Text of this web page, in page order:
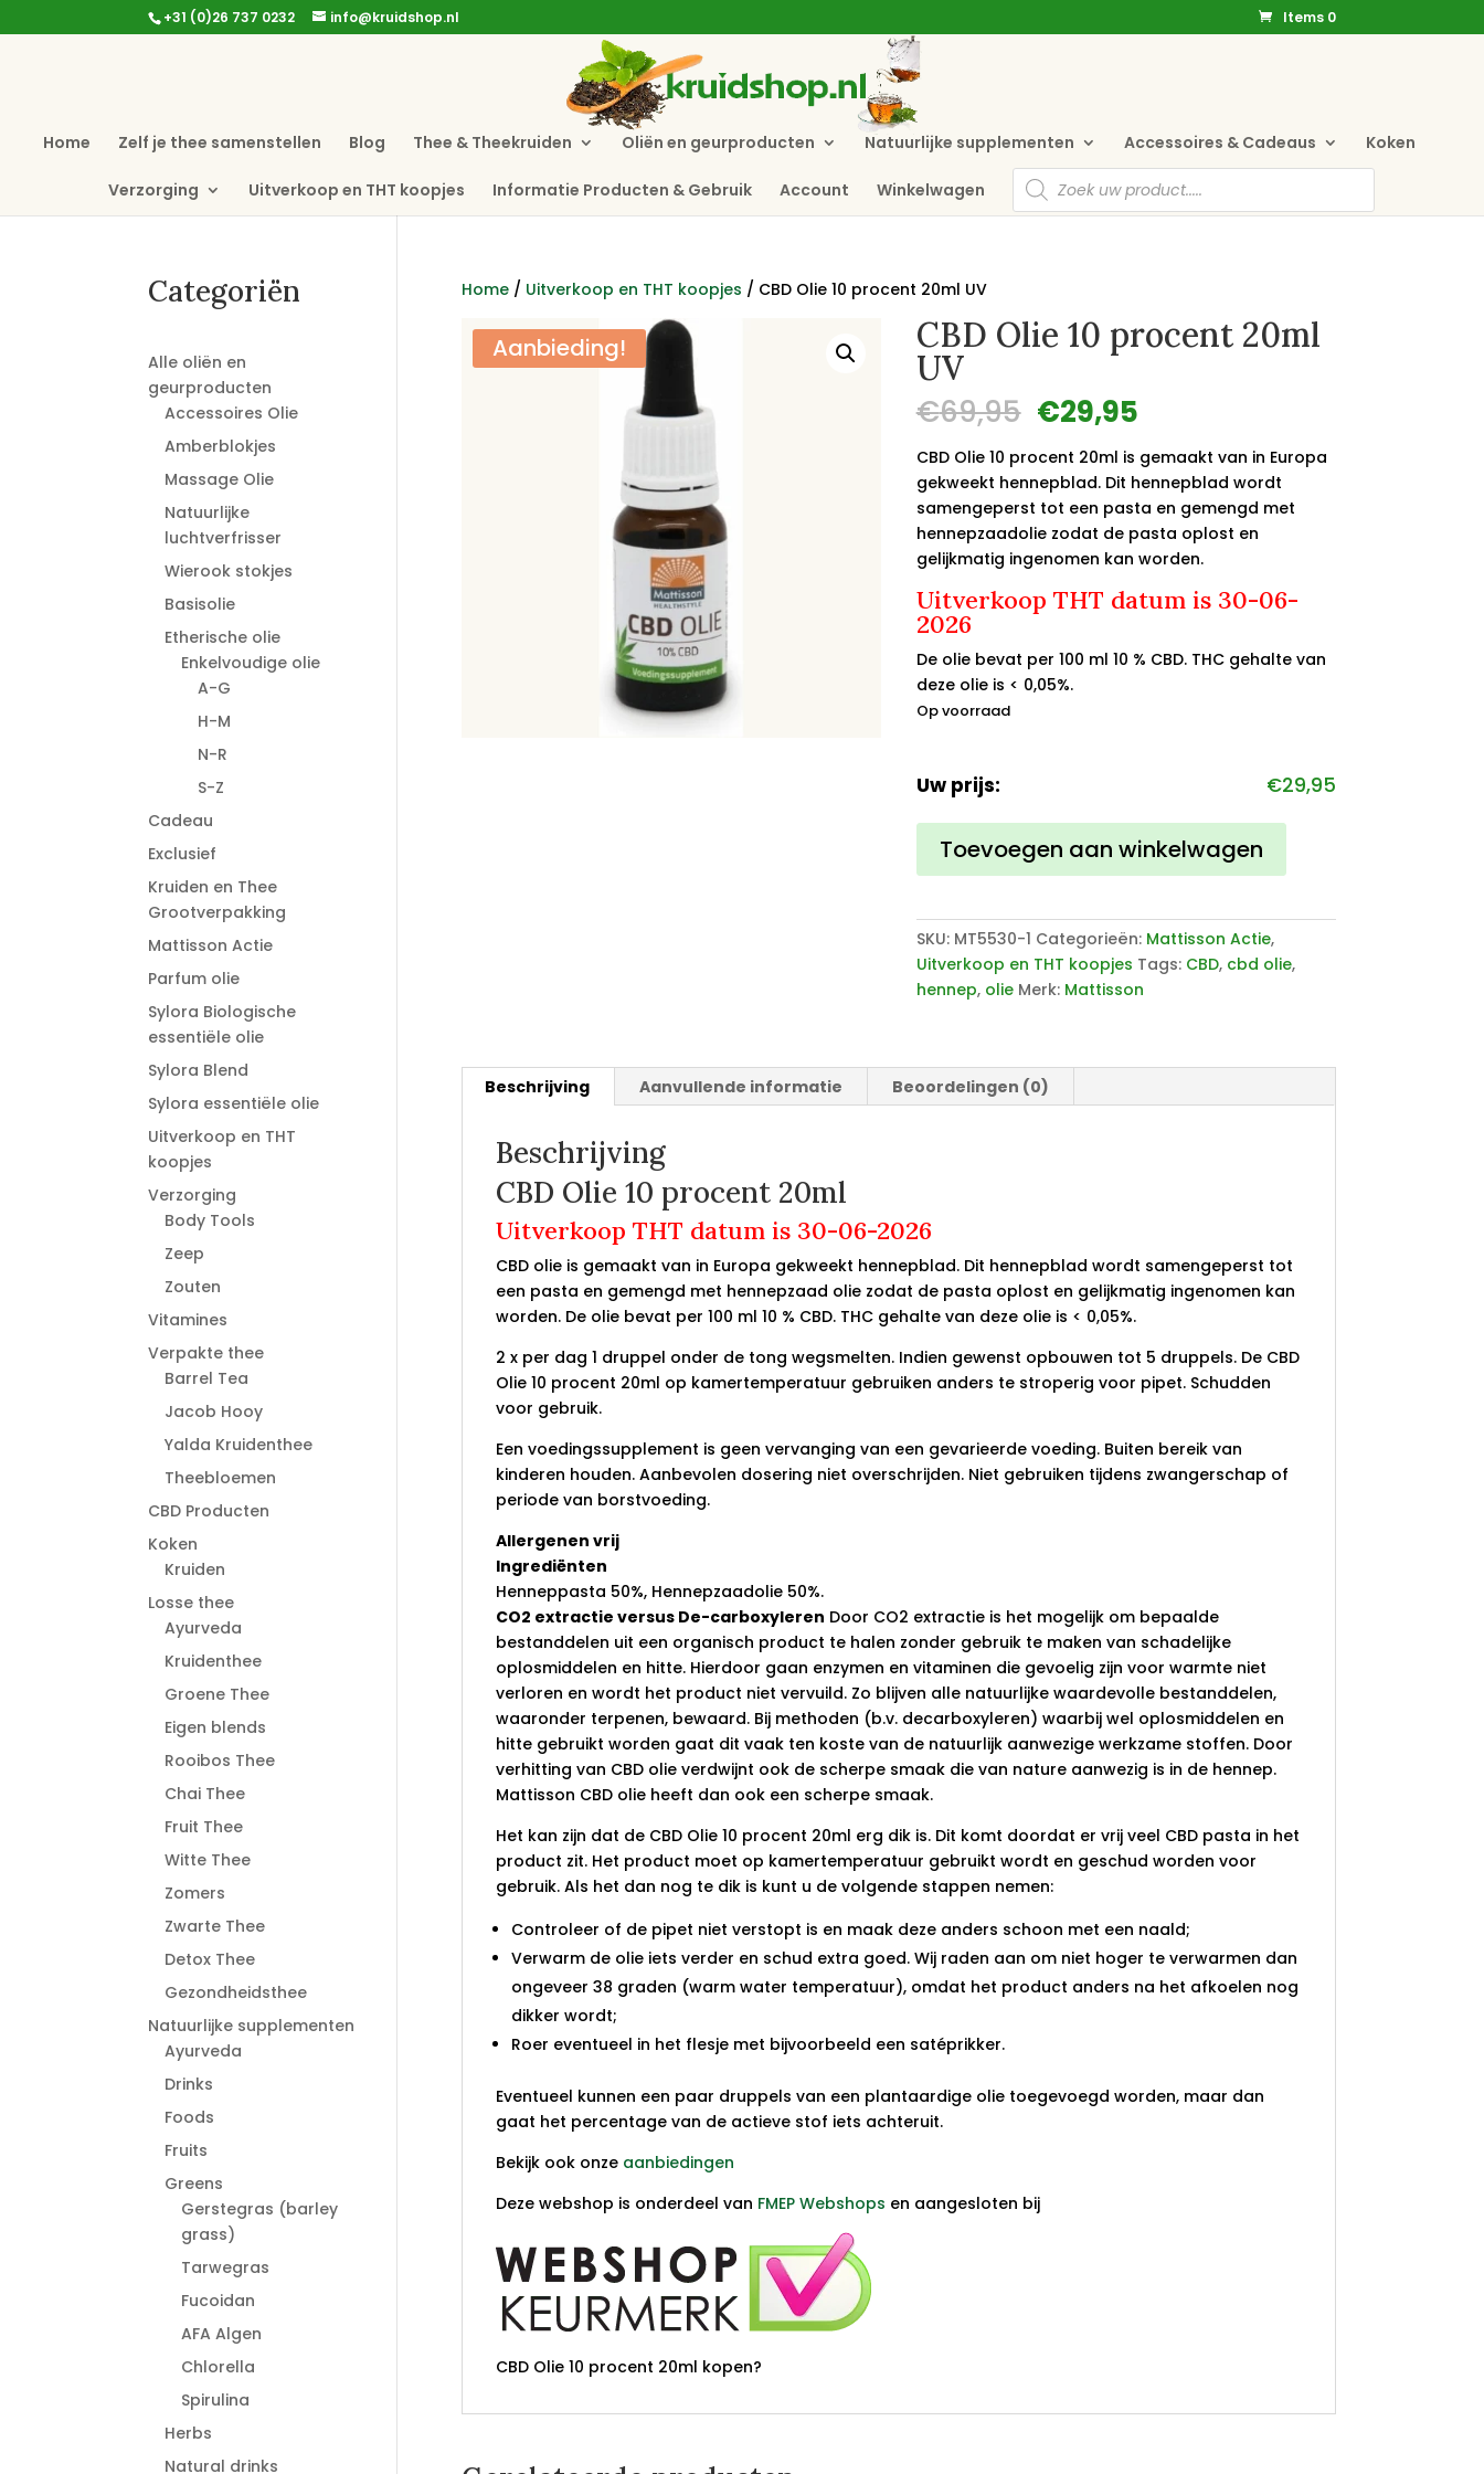
+31 (0)26 737 0232 info@kruidshop.nl Items 0
Home Zelf je thee samenstellen Blog Thee & Theekruiden Oliën en geurproducten Natuurlijke supplementen Accessoires & Cadeaus Koken
Verzorging Uitverkoop en THT koopjes Informatie Producten & Gebruik Account Winkelwagen
Producten
zoeken
Home/ Uitverkoop en THT koopjes / CBD Olie 10 procent 20ml UV
Aanbieding! CBD Olie 10 procent 20ml
UV
€69,95 Oorspronkelijke
prijs
was:
€69,95.
€29,95Huidige
is:
€29,95.
CBD Olie 10 procent 20ml is gemaakt van in Europa
gekweekt hennepblad. Dit hennepblad wordt
samengeperst tot een pasta en gemengd met
hennepzaadolie zodat de pasta oplost en
gelijkmatig ingenomen kan worden.
Uitverkoop THT datum is 30-06-
2026
De olie bevat per 100 ml 10 % CBD. THC gehalte van
deze olie is < 0,05%.
Op voorraad
Uw prijs: €29,95
Olie
20ml
UV
aantal
Toevoegen aan winkelwagen
SKU: MT5530-1 Categorieën: Mattisson Actie,
Uitverkoop en THT koopjes Tags: CBD, cbd olie,
hennep, olie Merk: Mattisson
Beschrijving Aanvullende informatie Beoordelingen (0)
Beschrijving
CBD Olie 10 procent 20ml
Uitverkoop THT datum is 30-06-2026
CBD olie is gemaakt van in Europa gekweekt hennepblad. Dit hennepblad wordt samengeperst tot
een pasta en gemengd met hennepzaad olie zodat de pasta oplost en gelijkmatig ingenomen kan
worden. De olie bevat per 100 ml 10 % CBD. THC gehalte van deze olie is < 0,05%.
2 x per dag 1 druppel onder de tong wegsmelten. Indien gewenst opbouwen tot 5 druppels. De CBD
Olie 10 procent 20ml op kamertemperatuur gebruiken anders te stroperig voor pipet. Schudden
voor gebruik.
Een voedingssupplement is geen vervanging van een gevarieerde voeding. Buiten bereik van
kinderen houden. Aanbevolen dosering niet overschrijden. Niet gebruiken tijdens zwangerschap of
periode van borstvoeding.
Allergenen vrij
Ingrediënten
Henneppasta 50%, Hennepzaadolie 50%.
CO2 extractie versus De-carboxyleren Door CO2 extractie is het mogelijk om bepaalde
bestanddelen uit een organisch product te halen zonder gebruik te maken van schadelijke
oplosmiddelen en hitte. Hierdoor gaan enzymen en vitaminen die gevoelig zijn voor warmte niet
verloren en wordt het product niet vervuild. Zo blijven alle natuurlijke waardevolle bestanddelen,
waaronder terpenen, bewaard. Bij methoden (b.v. decarboxyleren) waarbij wel oplosmiddelen en
hitte gebruikt worden gaat dit vaak ten koste van de natuurlijk aanwezige werkzame stoffen. Door
verhitting van CBD olie verdwijnt ook de scherpe smaak die van nature aanwezig is in de hennep.
Mattisson CBD olie heeft dan ook een scherpe smaak.
Het kan zijn dat de CBD Olie 10 procent 20ml erg dik is. Dit komt doordat er vrij veel CBD pasta in het
product zit. Het product moet op kamertemperatuur gebruikt wordt en geschud worden voor
gebruik. Als het dan nog te dik is kunt u de volgende stappen nemen:
Controleer of de pipet niet verstopt is en maak deze anders schoon met een naald;
Verwarm de olie iets verder en schud extra goed. Wij raden aan om niet hoger te verwarmen dan
ongeveer 38 graden (warm water temperatuur), omdat het product anders na het afkoelen nog
dikker wordt;
Roer eventueel in het flesje met bijvoorbeeld een satéprikker.
Eventueel kunnen een paar druppels van een plantaardige olie toegevoegd worden, maar dan
gaat het percentage van de actieve stof iets achteruit.
Bekijk ook onze aanbiedingen
Deze webshop is onderdeel van FMEP Webshops en aangesloten bij
CBD Olie 10 procent 20ml kopen?
Categoriën
Alle oliën en
geurproducten
Accessoires Olie
Amberblokjes
Massage Olie
Natuurlijke
luchtverfrisser
Wierook stokjes
Basisolie
Etherische olie
Enkelvoudige olie
A-G
H-M
N-R
S-Z
Cadeau
Exclusief
Kruiden en Thee
Grootverpakking
Mattisson Actie
Parfum olie
Sylora Biologische
essentiële olie
Sylora Blend
Sylora essentiële olie
Uitverkoop en THT
koopjes
Verzorging
Body Tools
Zeep
Zouten
Vitamines
Verpakte thee
Barrel Tea
Jacob Hooy
Yalda Kruidenthee
Theebloemen
CBD Producten
Koken
Kruiden
Losse thee
Ayurveda
Kruidenthee
Groene Thee
Eigen blends
Rooibos Thee
Chai Thee
Fruit Thee
Witte Thee
Zomers
Zwarte Thee
Detox Thee
Gezondheidsthee
Natuurlijke supplementen
Ayurveda
Drinks
Foods
Fruits
Greens
Gerstegras (barley
grass)
Tarwegras
Fucoidan
AFA Algen
Chlorella
Spirulina
Herbs
Natural drinks